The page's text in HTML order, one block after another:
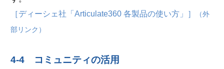
［ディーシェ社「Articulate360 各製品の使い方」］
（外
部リンク）
4-4 コミュニティの活用